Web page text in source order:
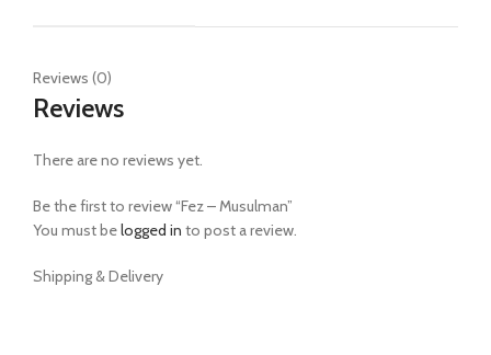
Reviews (0)
Reviews
There are no reviews yet.
Be the first to review “Fez – Musulman”
You must belogged in to post a review.
Shipping & Delivery